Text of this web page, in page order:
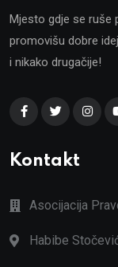
Mjesto gdje se ruše
promovišu dobre
i nikako drugačije!
Kontakt
Asocijacija
Habibe